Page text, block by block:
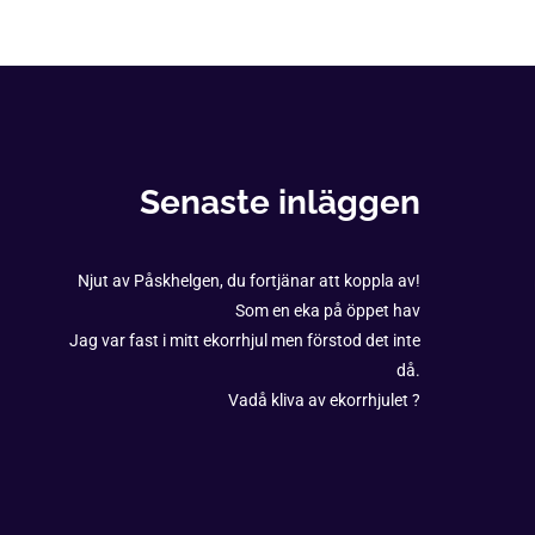
Senaste inläggen
Njut av Påskhelgen, du fortjänar att koppla av!
Som en eka på öppet hav
Jag var fast i mitt ekorrhjul men förstod det inte
då.
Vadå kliva av ekorrhjulet ?